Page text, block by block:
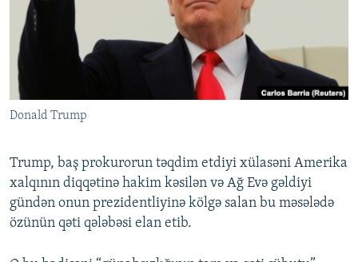
Donald Trump
Trump, baş prokurorun təqdim etdiyi xülasəni Amerika
xalqının diqqətinə hakim kəsilən və Ağ Evə gəldiyi
gündən onun prezidentliyinə kölgə salan bu məsələdə
özünün qəti qələbəsi elan etib.